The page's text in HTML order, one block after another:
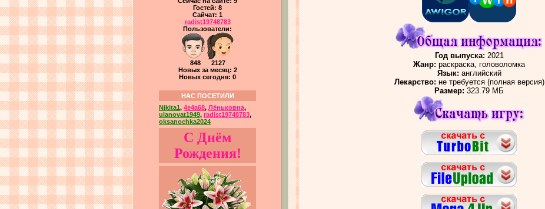
Гостей: 8
Сайчат: 1
radist19748783
Пользователи:
848 2127
Новых за месяц: 2
Новых сегодня: 0
НАС ПОСЕТИЛИ
Nikita1, 4e4a68, Лёньковна,
ulanovat1949, radist19748783,
oksanochka2024
С Днём
Рождения!
Год выпуска: 2021
Жанр: раскраска, головоломка
Язык: английский
Лекарство: не требуется (полная версия)
Размер: 323.79 МБ